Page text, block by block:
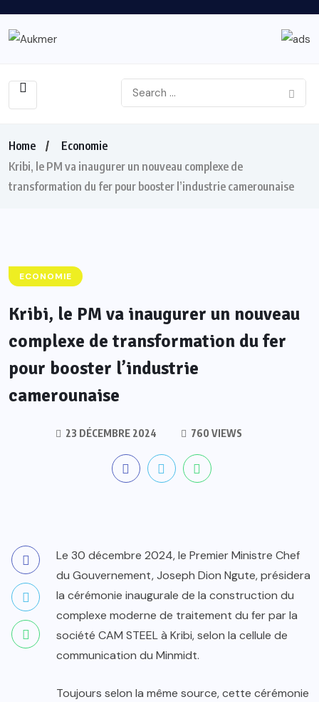
Home
Economie
Kribi, le PM va inaugurer un nouveau complexe de
transformation du fer pour booster l’industrie camerounaise
ECONOMIE
Kribi, le PM va inaugurer un nouveau
complexe de transformation du fer
pour booster l’industrie
camerounaise
23 DÉCEMBRE 2024 760 VIEWS
Le 30 décembre 2024, le Premier Ministre Chef
du Gouvernement, Joseph Dion Ngute, présidera
la cérémonie inaugurale de la construction du
complexe moderne de traitement du fer par la
société CAM STEEL à Kribi, selon la cellule de
communication du Minmidt.
Toujours selon la même source, cette cérémonie